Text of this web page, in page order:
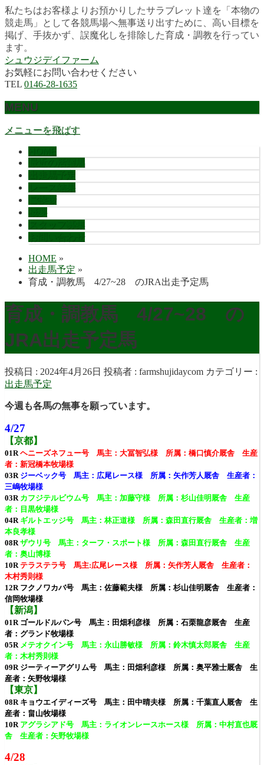
私たちはお客様よりお預かりしたサラブレット達を「本物の
競走馬」として各競馬場へ無事送り出すために、高い目標を
掲げ、手抜かず、誤魔化しを排除した育成・調教を行ってい
ます。
シュウジデイファーム
お気軽にお問い合わせください
TEL 0146-28-1635
MENU
メニューを飛ばす
HOME »
出走馬予定 »
育成・調教馬 4/27~28 のJRA出走予定馬
育成・調教馬 4/27~28 の
JRA出走予定馬
投稿日 : 2024年4月26日 投稿者 : farmshujidaycom カテゴリー :
出走馬予定
今週も各馬の無事を願っています。
4/27
【京都】
01Rヘニーズネフュー号 馬主：大冨智弘様 所属：橋口慎介厩舎 生産
者：新冠橋本牧場様
03R ジーベック号 馬主：広尾レース様 所属：矢作芳人厩舎 生産者：
三嶋牧場様
03R カフジテルビウム号 馬主：加藤守様 所属：杉山佳明厩舎 生産
者：目黒牧場様
04R ギルトエッジ号 馬主：林正道様 所属：森田直行厩舎 生産者：増
本良孝様
08Rザウリ号 馬主：ターフ・スポート様 所属：森田直行厩舎 生産
者：奥山博様
10Rテラステラ号 馬主:広尾レース様 所属：矢作芳人厩舎 生産者：
木村秀則様
12R フクノワカバ号 馬主：佐藤範夫様 所属：杉山佳明厩舎 生産者：
信岡牧場様
【新潟】
01R ゴールドルパン号 馬主：田畑利彦様 所属：石栗龍彦厩舎 生産
者：グランド牧場様
05R メテオクイン号 馬主：永山勝敏様 所属：鈴木慎太郎厩舎 生産
者：木村秀則様
09R ジーティーアグリム号 馬主：田畑利彦様 所属：奥平雅士厩舎 生
産者：矢野牧場様
【東京】
08R キョウエイディーズ号 馬主：田中晴夫様 所属：千葉直人厩舎 生
産者：畠山牧場様
10R アグラシアド号 馬主：ライオンレースホース様 所属：中村直也厩
舎 生産者：矢野牧場様
4/28